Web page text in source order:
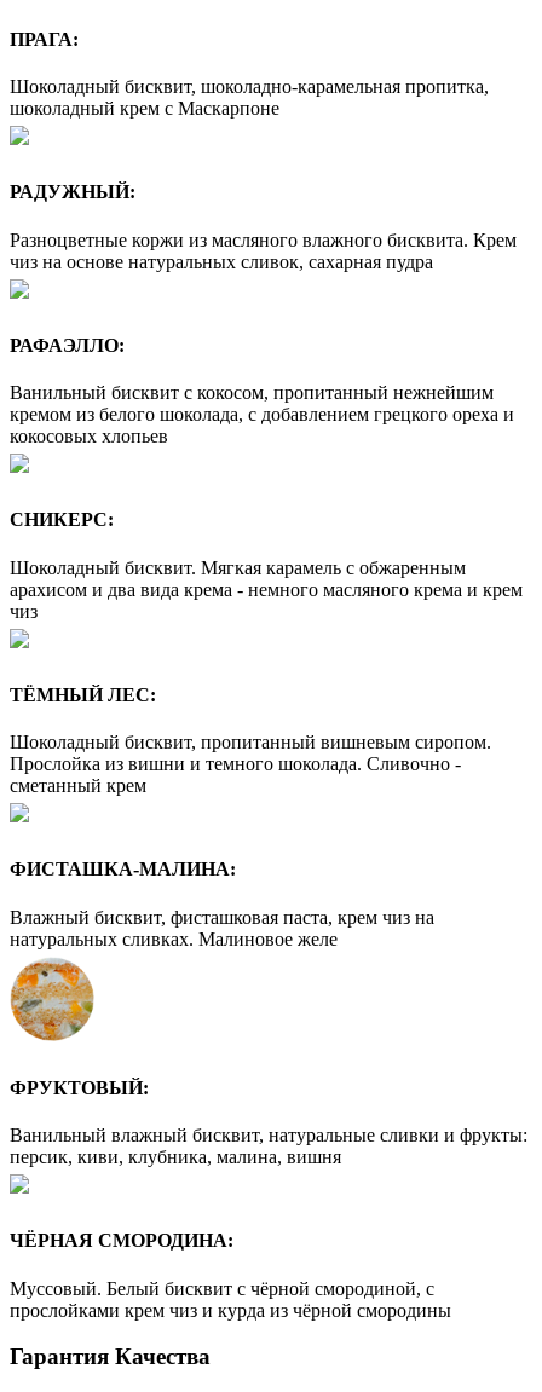
ПРАГА:
Шоколадный бисквит, шоколадно-карамельная пропитка,
шоколадный крем с Маскарпоне
РАДУЖНЫЙ:
Разноцветные коржи из масляного влажного бисквита. Крем
чиз на основе натуральных сливок, сахарная пудра
РАФАЭЛЛО:
Ванильный бисквит с кокосом, пропитанный нежнейшим
кремом из белого шоколада, с добавлением грецкого ореха и
кокосовых хлопьев
СНИКЕРС:
Шоколадный бисквит. Мягкая карамель с обжаренным
арахисом и два вида крема - немного масляного крема и крем
чиз
ТЁМНЫЙ ЛЕС:
Шоколадный бисквит, пропитанный вишневым сиропом.
Прослойка из вишни и темного шоколада. Сливочно -
сметанный крем
ФИСТАШКА-МАЛИНА:
Влажный бисквит, фисташковая паста, крем чиз на
натуральных сливках. Малиновое желе
ФРУКТОВЫЙ:
Ванильный влажный бисквит, натуральные сливки и фрукты:
персик, киви, клубника, малина, вишня
ЧЁРНАЯ СМОРОДИНА:
Муссовый. Белый бисквит с чёрной смородиной, с
прослойками крем чиз и курда из чёрной смородины
Гарантия Качества